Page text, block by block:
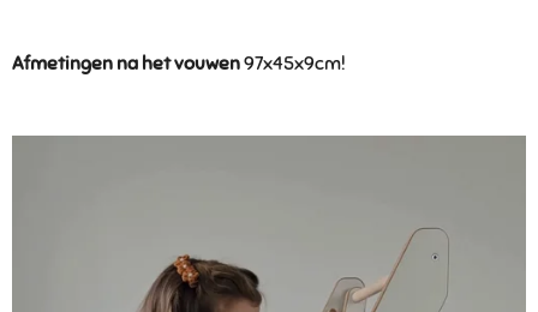
Afmetingen na het vouwen97x45x9cm!